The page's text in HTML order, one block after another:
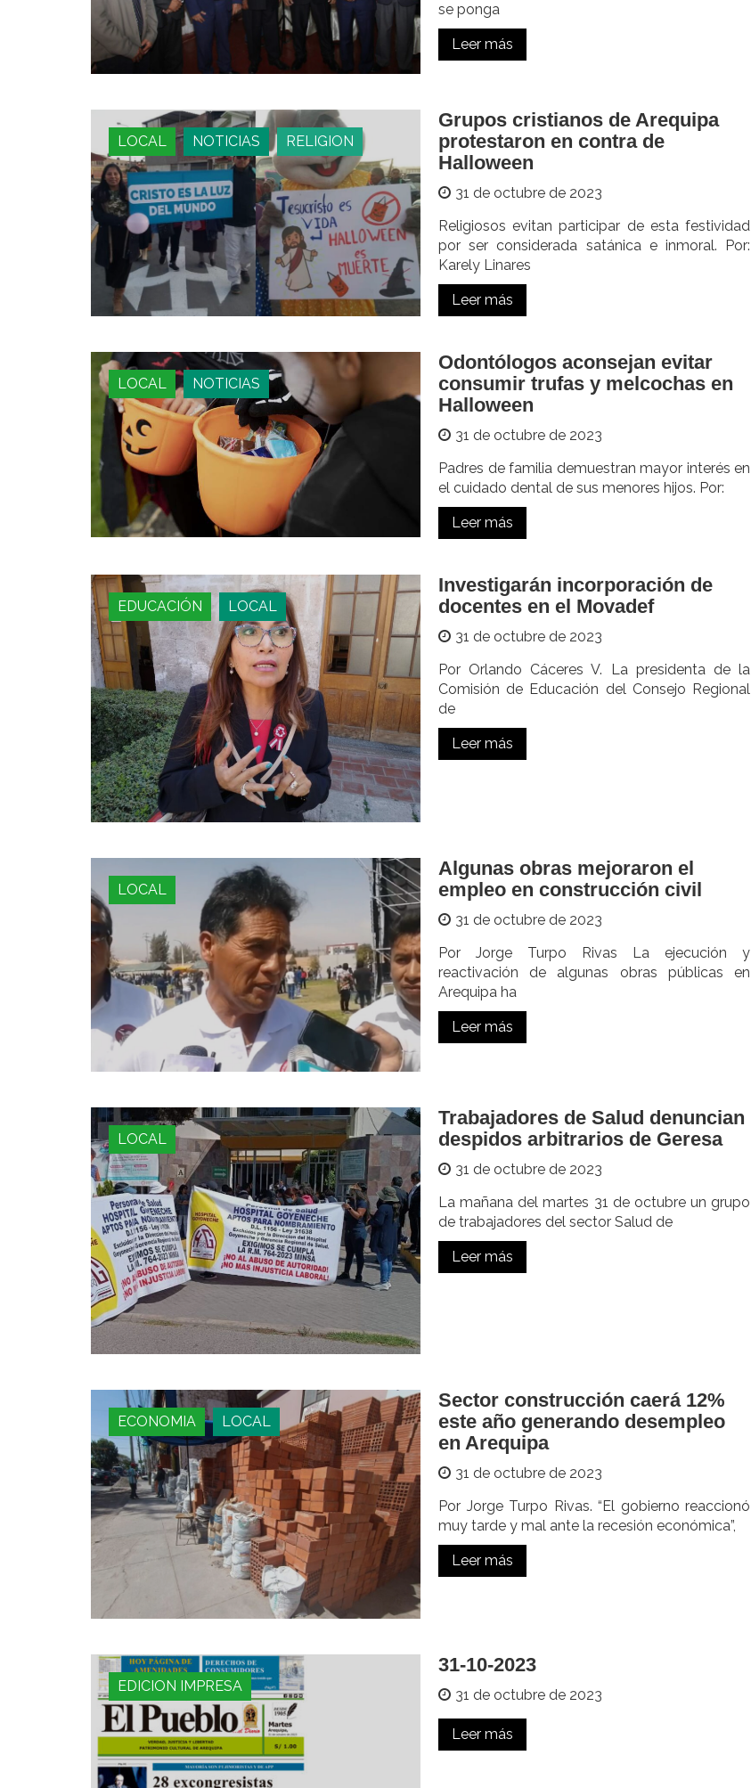
se ponga
Leer más
LOCAL NOTICIAS RELIGION
Grupos cristianos de Arequipa
protestaron en contra de
Halloween
31 de octubre de 2023
Religiosos evitan participar de esta festividad
por ser considerada satánica e inmoral. Por:
Karely Linares
Leer más
LOCAL NOTICIAS
Odontólogos aconsejan evitar
consumir trufas y melcochas en
Halloween
31 de octubre de 2023
Padres de familia demuestran mayor interés en
el cuidado dental de sus menores hijos. Por:
Leer más
EDUCACIÓN LOCAL
Investigarán incorporación de
docentes en el Movadef
31 de octubre de 2023
Por Orlando Cáceres V. La presidenta de la
Comisión de Educación del Consejo Regional
de
Leer más
LOCAL
Algunas obras mejoraron el
empleo en construcción civil
31 de octubre de 2023
Por Jorge Turpo Rivas La ejecución y
reactivación de algunas obras públicas en
Arequipa ha
Leer más
LOCAL
Trabajadores de Salud denuncian
despidos arbitrarios de Geresa
31 de octubre de 2023
La mañana del martes 31 de octubre un grupo
de trabajadores del sector Salud de
Leer más
ECONOMIA LOCAL
Sector construcción caerá 12%
este año generando desempleo
en Arequipa
31 de octubre de 2023
Por Jorge Turpo Rivas. “El gobierno reaccionó
muy tarde y mal ante la recesión económica”,
Leer más
EDICION IMPRESA
31-10-2023
31 de octubre de 2023
Leer más